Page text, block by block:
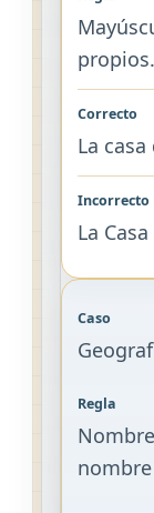
propios.
La
La